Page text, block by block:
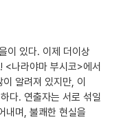
이 있다. 이제 더이상
<나라야마 부시코>에서
알려져 있지만, 이
다. 연출자는 서로 섞일
내며, 불쾌한 현실을